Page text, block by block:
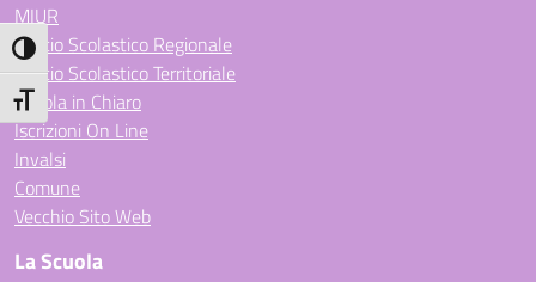
Attiva/disattiva alto contrasto
Attiva/disattiva dimensione testo
MIUR
Ufficio Scolastico Regionale
Ufficio Scolastico Territoriale
Scuola in Chiaro
Iscrizioni On Line
Invalsi
Comune
Vecchio Sito Web
La Scuola